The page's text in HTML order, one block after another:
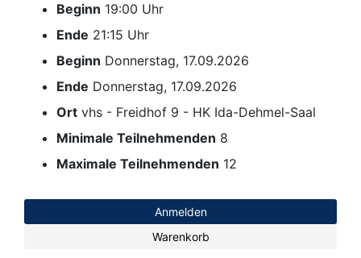
Beginn 19:00 Uhr
Ende 21:15 Uhr
Beginn Donnerstag, 17.09.2026
Ende Donnerstag, 17.09.2026
Ort vhs - Freidhof 9 - HK Ida-Dehmel-Saal
Minimale Teilnehmenden 8
Maximale Teilnehmenden 12
Anmelden
Warenkorb